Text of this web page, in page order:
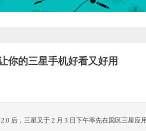
你的三星手机好看又好用
后，三星又于 2 月 3 日下午率先在国区三星应